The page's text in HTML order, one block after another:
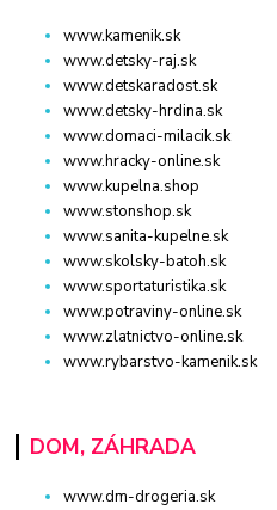
www.kamenik.sk
www.detsky-raj.sk
www.detskaradost.sk
www.detsky-hrdina.sk
www.domaci-milacik.sk
www.hracky-online.sk
www.kupelna.shop
www.stonshop.sk
www.sanita-kupelne.sk
www.skolsky-batoh.sk
www.sportaturistika.sk
www.potraviny-online.sk
www.zlatnictvo-online.sk
www.rybarstvo-kamenik.sk
DOM, ZÁHRADA
www.dm-drogeria.sk